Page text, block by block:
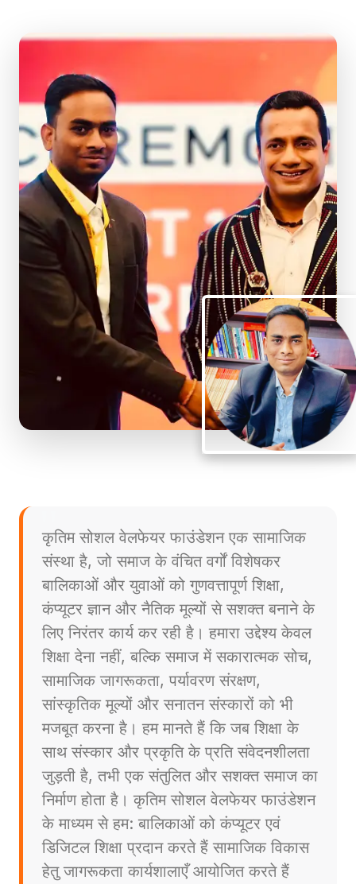
कृतिम सोशल वेलफेयर फाउंडेशन एक सामाजिक
संस्था है, जो समाज के वंचित वर्गों विशेषकर
बालिकाओं और युवाओं को गुणवत्तापूर्ण शिक्षा,
कंप्यूटर ज्ञान और नैतिक मूल्यों से सशक्त बनाने के
लिए निरंतर कार्य कर रही है। हमारा उद्देश्य केवल
शिक्षा देना नहीं, बल्कि समाज में सकारात्मक सोच,
सामाजिक जागरूकता, पर्यावरण संरक्षण,
सांस्कृतिक मूल्यों और सनातन संस्कारों को भी
मजबूत करना है। हम मानते हैं कि जब शिक्षा के
साथ संस्कार और प्रकृति के प्रति संवेदनशीलता
जुड़ती है, तभी एक संतुलित और सशक्त समाज का
निर्माण होता है। कृतिम सोशल वेलफेयर फाउंडेशन
के माध्यम से हम: बालिकाओं को कंप्यूटर एवं
डिजिटल शिक्षा प्रदान करते हैं सामाजिक विकास
हेतु जागरूकता कार्यशालाएँ आयोजित करते हैं